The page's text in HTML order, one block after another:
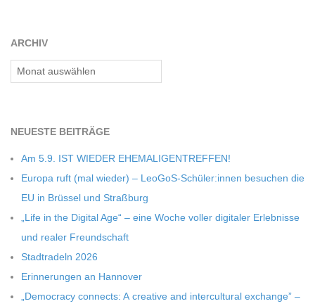
D
-
S
C
H
U
ARCHIV
Archiv
NEU­ESTE BEITRÄGE
Am 5.9. IST WIEDER EHEMALIGENTREFFEN!
Europa ruft (mal wie­der) – LeoGoS-Schüler:innen besu­chen die
EU in Brüs­sel und Straßburg
„Life in the Digi­tal Age“ – eine Woche vol­ler digi­ta­ler Erleb­nisse
und rea­ler Freundschaft
Stadt­ra­deln 2026
Erin­ne­run­gen an Hannover
„Demo­cracy con­nects: A crea­tive and inter­cul­tu­ral exch­ange” –